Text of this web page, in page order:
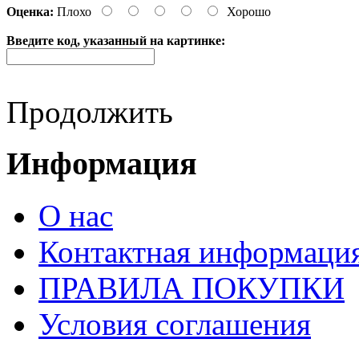
Оценка: Плохо Хорошо
Введите код, указанный на картинке:
Продолжить
Информация
О нас
Контактная
ПРАВИЛА ПОКУПКИ
Условия соглашения